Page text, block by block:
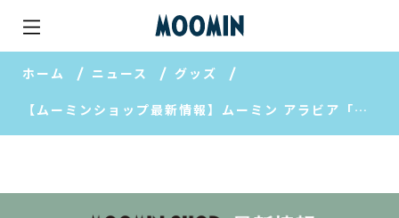
ホーム ニュース グッズ
【ムーミンショップ最新情報】ムーミン アラビア「Haru」の新作が登場！/ピープルツリーの2026年 春夏アイテムも